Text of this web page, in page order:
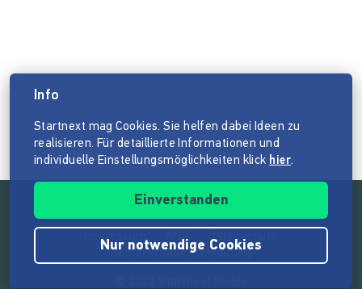
Impressum ANB
Datenschutz
Barrierefreiheitserklärung
Info
Startnext mag Cookies. Sie helfen dabei Ideen zu
realisieren. Für detaillierte Informationen und
individuelle Einstellungsmöglichkeiten klick hier.
Einverstanden
Nur notwendige Cookies